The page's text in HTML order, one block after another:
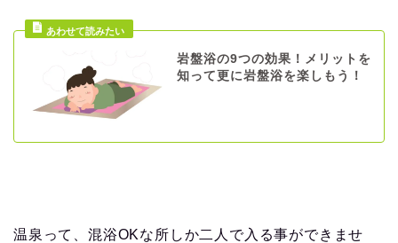
岩盤浴の9つの効果！メリットを
知って更に岩盤浴を楽しもう！
温泉って、混浴OKな所しか二人で入る事ができませ